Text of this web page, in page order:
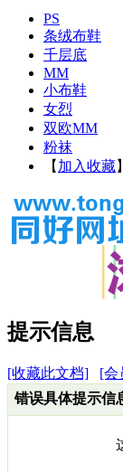
PS
条绒布鞋
千层底
MM
小布鞋
女烈
双欧MM
粉袜
【 加入收藏】
提示信息
[收藏此文档] [会
错误具体提示信